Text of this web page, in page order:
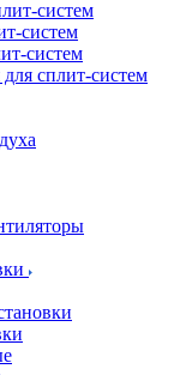
систем
систем
систем
сплит-систем